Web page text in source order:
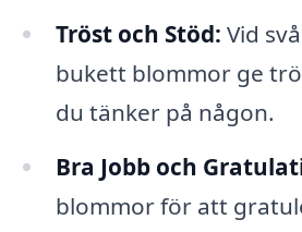
Tröst och Stöd: Vid
bukett blommor ge
du tänker på någon.
Bra Jobb och
blommor för att